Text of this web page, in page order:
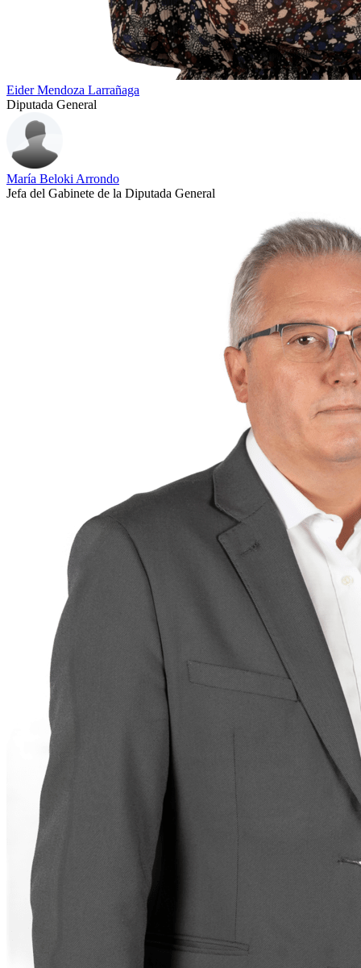
Eider Mendoza Larrañaga
Diputada General
María Beloki Arrondo
Jefa del Gabinete de la Diputada General